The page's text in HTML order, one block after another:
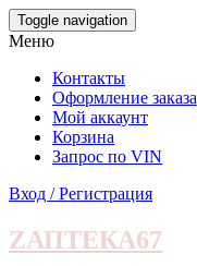
Skip
to
content
Toggle navigation
Меню
Контакты
Оформление заказа
Мой аккаунт
Корзина
Запрос по VIN
Вход / Регистрация
ZАПТЕКА67